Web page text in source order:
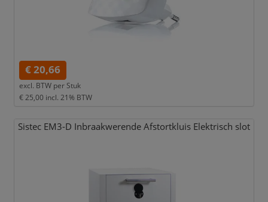
€ 20,66
excl. BTW per Stuk
€ 25,00 incl. 21% BTW
Sistec EM3-D Inbraakwerende Afstortkluis Elektrisch slot